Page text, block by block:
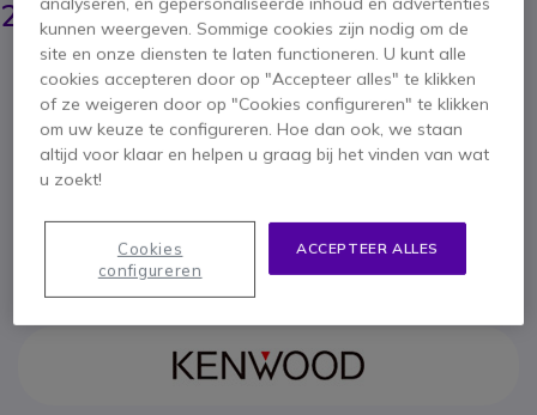
204,95 € ex. BTW 247,99 € incl. BTW
Aantal
IN WINKELWAGEN
OFFERTE BINNEN 4 UUR
1 jaarFabrieksgarantie
kunnen weergeven. Sommige cookies zijn nodig om de
site en onze diensten te laten functioneren. U kunt alle
cookies accepteren door op "Accepteer alles" te klikken
of ze weigeren door op "Cookies configureren" te klikken
om uw keuze te configureren. Hoe dan ook, we staan
altijd voor klaar en helpen u graag bij het vinden van wat
u zoekt!
ACCEPTEER ALLES
Cookies
configureren